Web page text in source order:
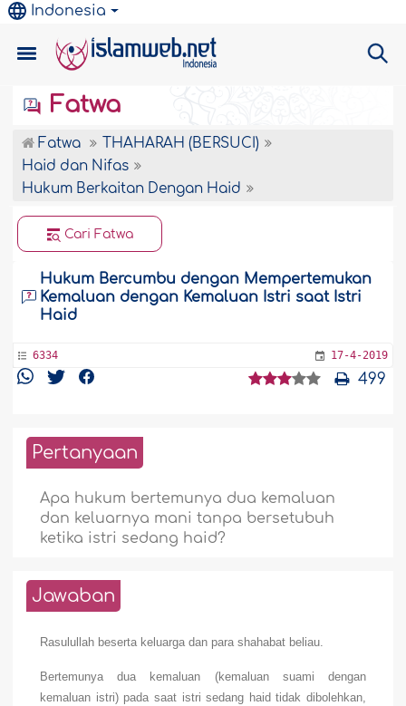
Indonesia
Fatwa
Fatwa
THAHARAH (BERSUCI)
Haid dan Nifas
Hukum Berkaitan Dengan Haid
Cari Fatwa
Hukum Bercumbu dengan Mempertemukan
Kemaluan dengan Kemaluan Istri saat Istri
Haid
6334 17-4-2019
499
Pertanyaan
Apa hukum bertemunya dua kemaluan
dan keluarnya mani tanpa bersetubuh
ketika istri sedang haid?
Jawaban
Rasulullah beserta keluarga dan para shahabat beliau.
Bertemunya dua kemaluan (kemaluan suami dengan
kemaluan istri) pada saat istri sedang haid tidak dibolehkan,